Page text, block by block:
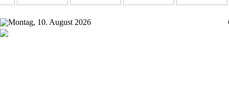
Montag, 10. August 2026